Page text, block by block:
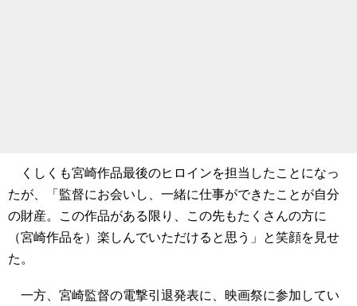
くしくも宮崎作品最後のヒロインを担当したことになっ
たが、「監督にお会いし、一緒に仕事ができたことが自分
の財産。この作品がある限り、この先もたくさんの方に
（宮崎作品を）楽しんでいただけると思う」と笑顔を見せ
た。
一方、宮崎監督の電撃引退発表に、映画祭に参加してい